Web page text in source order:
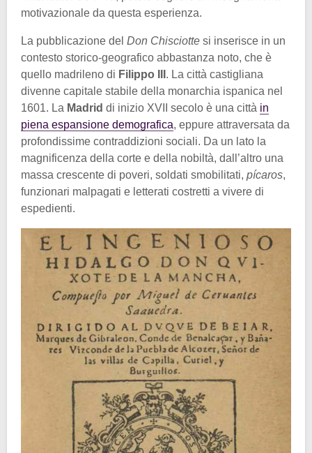
motivazionale da questa esperienza.
La pubblicazione del Don Chisciotte si inserisce in un
contesto storico-geografico abbastanza noto, che è
quello madrileno di Filippo III . La città castigliana
divenne capitale stabile della monarchia ispanica nel
1601. La Madrid di inizio XVII secolo è una città in
piena espansione demografica, eppure attraversata da
profondissime contraddizioni sociali. Da un lato la
magnificenza della corte e della nobiltà, dall’altro una
massa crescente di poveri, soldati smobilitati, pícaros,
funzionari malpagati e letterati costretti a vivere di
espedienti.